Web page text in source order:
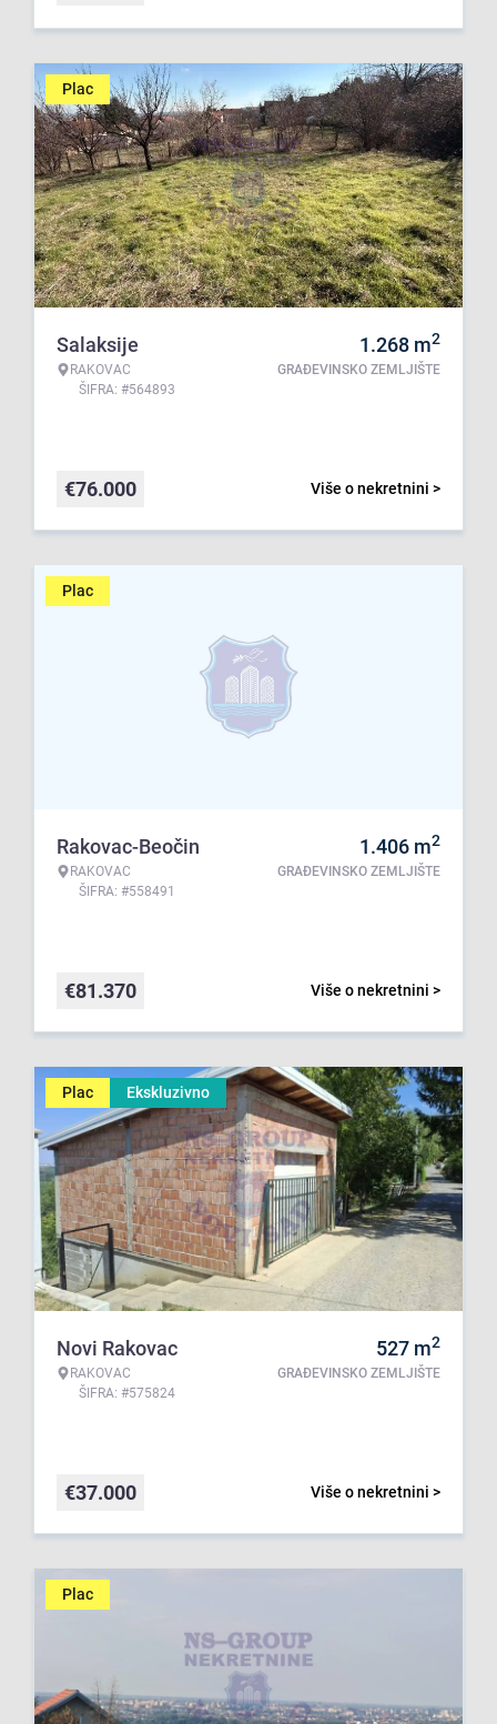
Plac
Salaksije
RAKOVAC
ŠIFRA: #564893
1.268 m2
GRAĐEVINSKO ZEMLJIŠTE
Više o nekretnini >
€76.000
Plac
Rakovac-Beočin
RAKOVAC
ŠIFRA: #558491
1.406 m2
GRAĐEVINSKO ZEMLJIŠTE
Više o nekretnini >
€81.370
Plac Ekskluzivno
Novi Rakovac
RAKOVAC
ŠIFRA: #575824
527 m2
GRAĐEVINSKO ZEMLJIŠTE
Više o nekretnini >
€37.000
Plac